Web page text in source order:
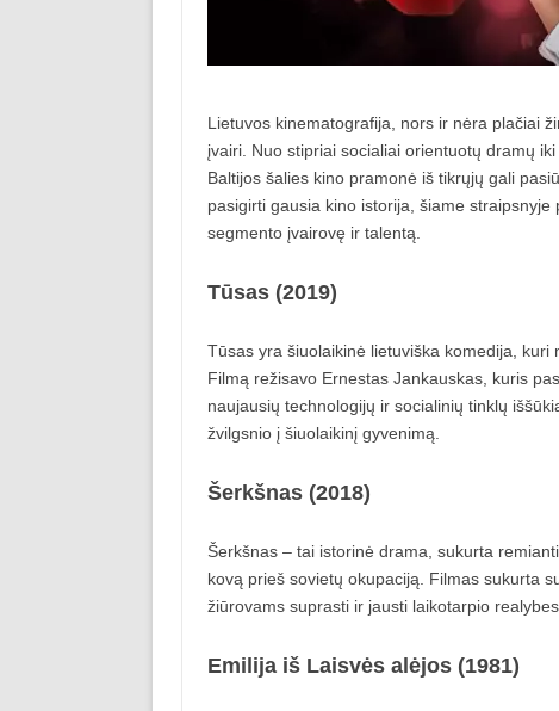
Lietuvos kinematografija, nors ir nėra plačiai
įvairi. Nuo stipriai socialiai orientuotų dramų
Baltijos šalies kino pramonė iš tikrųjų gali
pasigirti gausia kino istorija, šiame straipsnyje
segmento įvairovę ir talentą.
Tūsas (2019)
Tūsas yra šiuolaikinė lietuviška komedija, kuri
Filmą režisavo Ernestas Jankauskas, kuris
naujausių technologijų ir socialinių tinklų
žvilgsnio į šiuolaikinį gyvenimą.
Šerkšnas (2018)
Šerkšnas – tai istorinė drama, sukurta
kovą prieš sovietų okupaciją. Filmas sukurta
žiūrovams suprasti ir jausti laikotarpio
Emilija iš Laisvės alėjos (1981)